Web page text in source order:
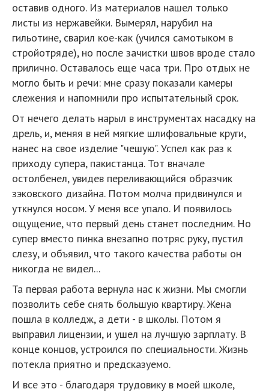
оставив одного. Из материалов нашел только
листы из нержавейки. Вымерял, нарубил на
гильотине, сварил кое-как (учился самотыком в
стройотряде), но после зачистки швов вроде стало
прилично. Оставалось еще часа три. Про отдых не
могло быть и речи: мне сразу показали камеры
слежения и напомнили про испытательный срок.
От нечего делать нарыл в инструментах насадку на
дрель, и, меняя в ней мягкие шлифовальные круги,
нанес на свое изделие "чешую". Успел как раз к
приходу супера, пакистанца. Тот вначале
остолбенел, увидев переливающийся образчик
зэковского дизайна. Потом молча придвинулся и
уткнулся носом. У меня все упало. И появилось
ощущение, что первый день станет последним. Но
супер вместо пинка внезапно потряс руку, пустил
слезу, и объявил, что такого качества работы он
никогда не видел...
Та первая работа вернула нас к жизни. Мы смогли
позволить себе снять большую квартиру. Жена
пошла в колледж, а дети - в школы. Потом я
выправил лицензии, и ушел на лучшую зарплату. В
конце концов, устроился по специальности. Жизнь
потекла приятно и предсказуемо.
И все это - благодаря трудовику в моей школе,